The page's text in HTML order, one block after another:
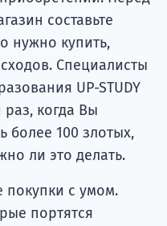
составьте
нужно купить,
Специалисты
UP-STUDY
когда Вы
более 100 злотых,
ли это делать.
покупки с умом.
портятся